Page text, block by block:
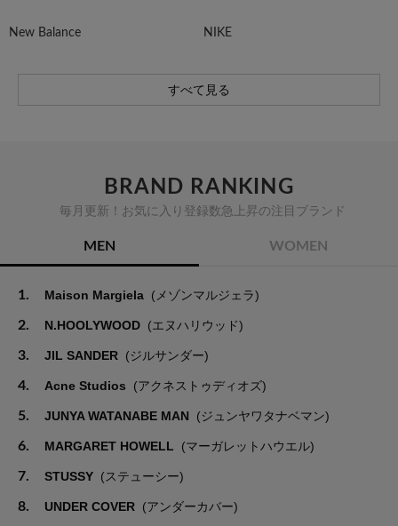
New Balance NIKE
すべて見る
BRAND RANKING
毎月更新！お気に入り登録数急上昇の注目ブランド
MEN WOMEN
1. Maison Margiela (メゾンマルジェラ)
2. N.HOOLYWOOD (エヌハリウッド)
3. JIL SANDER (ジルサンダー)
4. Acne Studios (アクネストゥディオズ)
5. JUNYA WATANABE MAN (ジュンヤワタナベマン)
6. MARGARET HOWELL (マーガレットハウエル)
7. STUSSY (ステューシー)
8. UNDER COVER (アンダーカバー)